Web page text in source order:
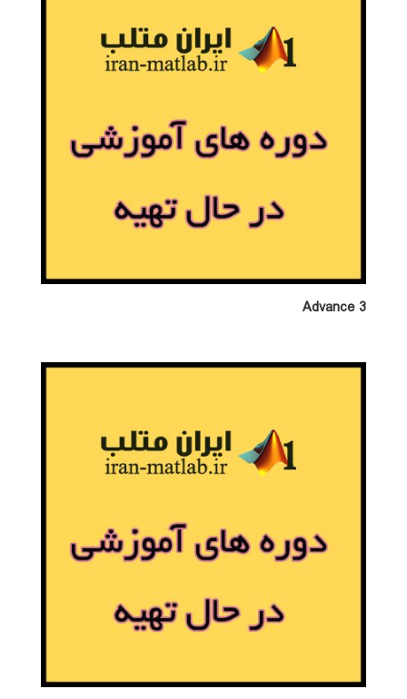
Advance 3